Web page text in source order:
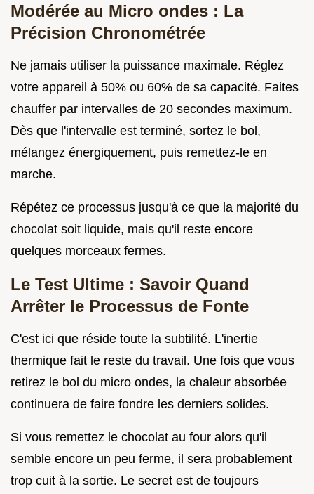
Modérée au Micro ondes : La
Précision Chronométrée
Ne jamais utiliser la puissance maximale. Réglez
votre appareil à 50% ou 60% de sa capacité. Faites
chauffer par intervalles de 20 secondes maximum.
Dès que l'intervalle est terminé, sortez le bol,
mélangez énergiquement, puis remettez-le en
marche.
Répétez ce processus jusqu'à ce que la majorité du
chocolat soit liquide, mais qu'il reste encore
quelques morceaux fermes.
Le Test Ultime : Savoir Quand
Arrêter le Processus de Fonte
C'est ici que réside toute la subtilité. L'inertie
thermique fait le reste du travail. Une fois que vous
retirez le bol du micro ondes, la chaleur absorbée
continuera de faire fondre les derniers solides.
Si vous remettez le chocolat au four alors qu'il
semble encore un peu ferme, il sera probablement
trop cuit à la sortie. Le secret est de toujours